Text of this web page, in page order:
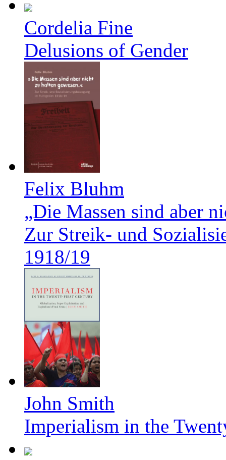
Cordelia Fine
Delusions of Gender
Felix Bluhm
„Die Massen sind aber
Zur Streik- und
1918/19
John Smith
Imperialism in the